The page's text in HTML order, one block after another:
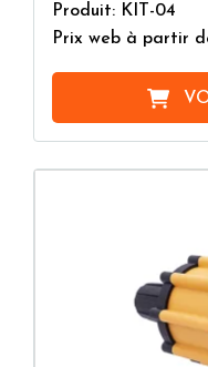
Produit: KIT-04
Prix web à partir